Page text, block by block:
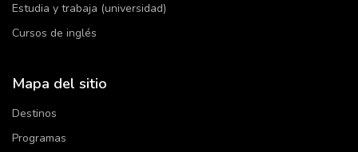
Estudia y trabaja (universidad)
Cursos de inglés
Mapa del sitio
Destinos
Programas